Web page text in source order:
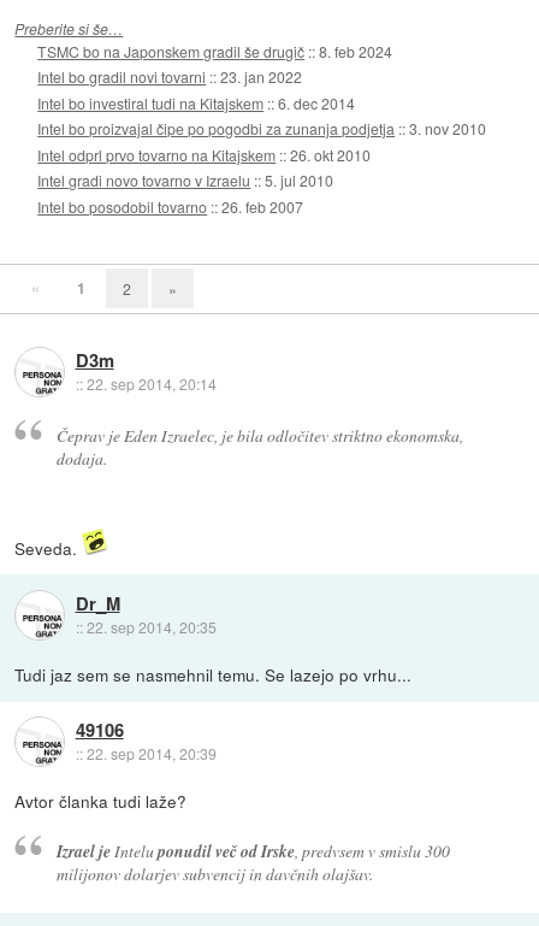
Preberite si še…
TSMC bo na Japonskem gradil še drugič ::8. feb 2024
Intel bo gradil novi tovarni ::23. jan 2022
Intel bo investiral tudi na Kitajskem ::6. dec 2014
Intel bo proizvajal čipe po pogodbi za zunanja podjetja ::3. nov 2010
Intel odprl prvo tovarno na Kitajskem ::26. okt 2010
Intel gradi novo tovarno v Izraelu ::5. jul 2010
Intel bo posodobil tovarno ::26. feb 2007
« 1 2 »
D3m
::22. sep 2014, 20:14
Čeprav je Eden Izraelec, je bila odločitev striktno ekonomska,
dodaja.
Seveda.
Dr_M
::22. sep 2014, 20:35
Tudi jaz sem se nasmehnil temu. Se lazejo po vrhu...
49106
::22. sep 2014, 20:39
Avtor članka tudi laže?
Izrael jeInteluponudil več od Irske, predvsem v smislu 300
milijonov dolarjev subvencij in davčnih olajšav.